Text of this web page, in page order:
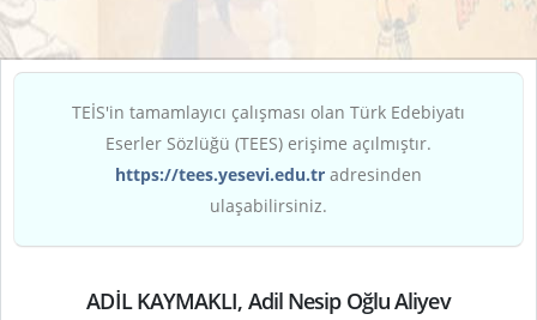
TEİS'in tamamlayıcı çalışması olan Türk Edebiyatı
Eserler Sözlüğü (TEES) erişime açılmıştır.
https://tees.yesevi.edu.tr adresinden
ulaşabilirsiniz.
ADİL KAYMAKLI, Adil Nesip Oğlu Aliyev